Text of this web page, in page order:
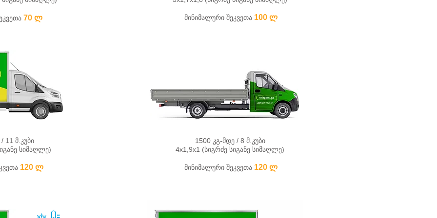
70 ლ
11 მ.კუბი
სიმაღლე)
120 ლ
მინიმალური შეკვეთა 100 ლ
1500 კგ-მდე / 8 მ.კუბი
4х1,9х1 (სიგრძე სიგანე სიმაღლე)
მინიმალური შეკვეთა 120 ლ